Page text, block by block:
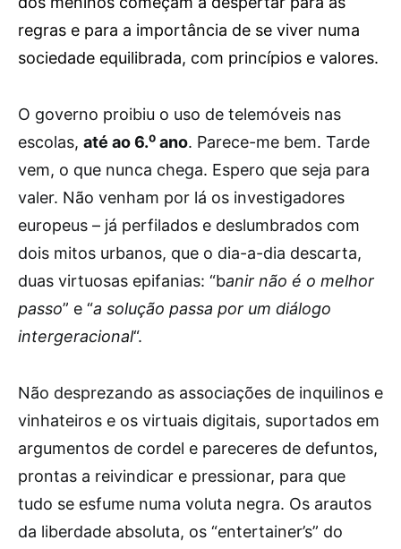
regras e para a importância de se viver numa
sociedade equilibrada, com princípios e valores.
O governo proibiu o uso de telemóveis nas
escolas, até ao 6.⁰ ano. Parece-me bem. Tarde
vem, o que nunca chega. Espero que seja para
valer. Não venham por lá os investigadores
europeus – já perfilados e deslumbrados com
dois mitos urbanos, que o dia-a-dia descarta,
duas virtuosas epifanias: “banir não é o melhor
passo” e “a solução passa por um diálogo
intergeracional“.
Não desprezando as associações de inquilinos e
vinhateiros e os virtuais digitais, suportados em
argumentos de cordel e pareceres de defuntos,
prontas a reivindicar e pressionar, para que
tudo se esfume numa voluta negra. Os arautos
da liberdade absoluta, os “entertainer’s” do